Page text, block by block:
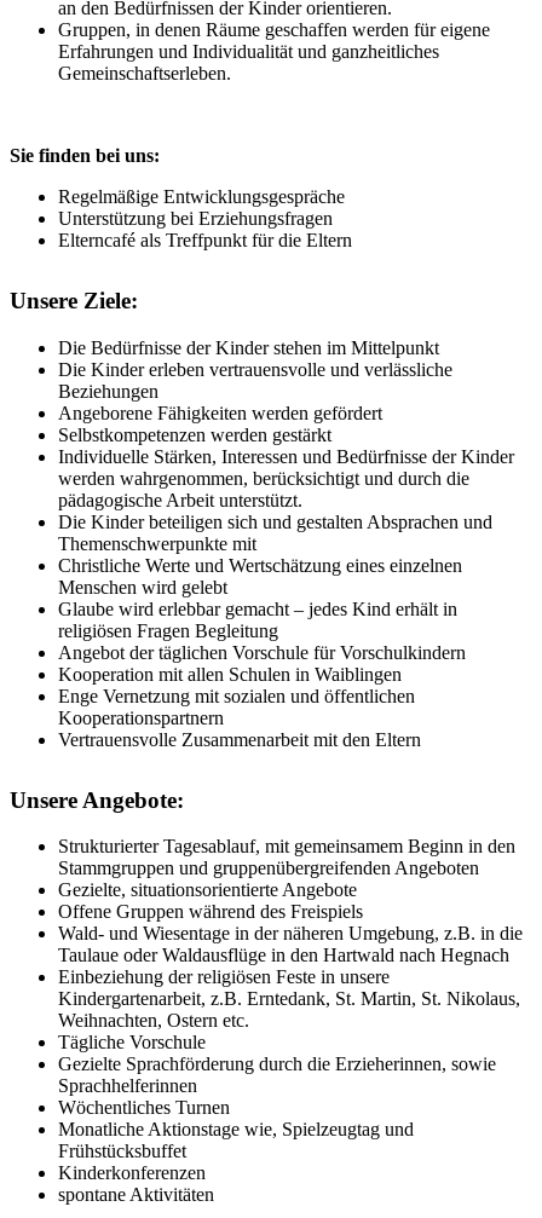
an den Bedürfnissen der Kinder orientieren.
Gruppen, in denen Räume geschaffen werden für eigene
Erfahrungen und Individualität und ganzheitliches
Gemeinschaftserleben.
Sie finden bei uns:
Regelmäßige Entwicklungsgespräche
Unterstützung bei Erziehungsfragen
Elterncafé als Treffpunkt für die Eltern
Unsere Ziele:
Die Bedürfnisse der Kinder stehen im Mittelpunkt
Die Kinder erleben vertrauensvolle und verlässliche
Beziehungen
Angeborene Fähigkeiten werden gefördert
Selbstkompetenzen werden gestärkt
Individuelle Stärken, Interessen und Bedürfnisse der Kinder
werden wahrgenommen, berücksichtigt und durch die
pädagogische Arbeit unterstützt.
Die Kinder beteiligen sich und gestalten Absprachen und
Themenschwerpunkte mit
Christliche Werte und Wertschätzung eines einzelnen
Menschen wird gelebt
Glaube wird erlebbar gemacht – jedes Kind erhält in
religiösen Fragen Begleitung
Angebot der täglichen Vorschule für Vorschulkindern
Kooperation mit allen Schulen in Waiblingen
Enge Vernetzung mit sozialen und öffentlichen
Kooperationspartnern
Vertrauensvolle Zusammenarbeit mit den Eltern
Unsere Angebote:
Strukturierter Tagesablauf, mit gemeinsamem Beginn in den
Stammgruppen und gruppenübergreifenden Angeboten
Gezielte, situationsorientierte Angebote
Offene Gruppen während des Freispiels
Wald- und Wiesentage in der näheren Umgebung, z.B. in die
Taulaue oder Waldausflüge in den Hartwald nach Hegnach
Einbeziehung der religiösen Feste in unsere
Kindergartenarbeit, z.B. Erntedank, St. Martin, St. Nikolaus,
Weihnachten, Ostern etc.
Tägliche Vorschule
Gezielte Sprachförderung durch die Erzieherinnen, sowie
Sprachhelferinnen
Wöchentliches Turnen
Monatliche Aktionstage wie, Spielzeugtag und
Frühstücksbuffet
Kinderkonferenzen
spontane Aktivitäten